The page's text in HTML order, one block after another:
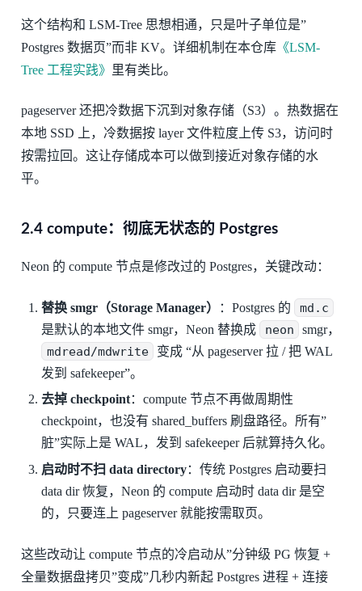
这个结构和 LSM-Tree 思想相通，只是叶子单位是”
Postgres 数据页”而非 KV。详细机制在本仓库《LSM-
Tree 工程实践》 里有类比。
pageserver 还把冷数据下沉到对象存储（S3）。热数据在
本地 SSD 上，冷数据按 layer 文件粒度上传 S3，访问时
按需拉回。这让存储成本可以做到接近对象存储的水
平。
2.4 compute：彻底无状态的 Postgres
Neon 的 compute 节点是修改过的 Postgres，关键改动：
替换 smgr（Storage Manager） ：Postgres 的 md.c
是默认的本地文件 smgr，Neon 替换成 neon smgr，
mdread/mdwrite
变成 “从 pageserver 拉 / 把 WAL
发到 safekeeper”。
去掉 checkpoint：compute 节点不再做周期性
checkpoint，也没有 shared_buffers 刷盘路径。所有”
脏”实际上是 WAL，发到 safekeeper 后就算持久化。
启动时不扫 data directory：传统 Postgres 启动要扫
data dir 恢复，Neon 的 compute 启动时 data dir 是空
的，只要连上 pageserver 就能按需取页。
这些改动让 compute 节点的冷启动从”分钟级 PG 恢复 +
全量数据盘拷贝”变成”几秒内新起 Postgres 进程 + 连接